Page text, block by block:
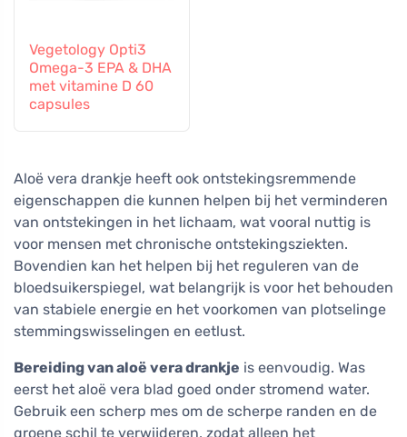
Vegetology Opti3
Omega-3 EPA & DHA
met vitamine D 60
capsules
Aloë vera drankje heeft ook ontstekingsremmende
eigenschappen die kunnen helpen bij het verminderen
van ontstekingen in het lichaam, wat vooral nuttig is
voor mensen met chronische ontstekingsziekten.
Bovendien kan het helpen bij het reguleren van de
bloedsuikerspiegel, wat belangrijk is voor het behouden
van stabiele energie en het voorkomen van plotselinge
stemmingswisselingen en eetlust.
Bereiding van aloë vera drankje is eenvoudig. Was
eerst het aloë vera blad goed onder stromend water.
Gebruik een scherp mes om de scherpe randen en de
groene schil te verwijderen, zodat alleen het